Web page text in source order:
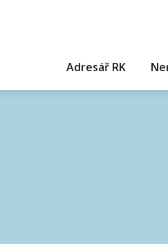
Adresář RK